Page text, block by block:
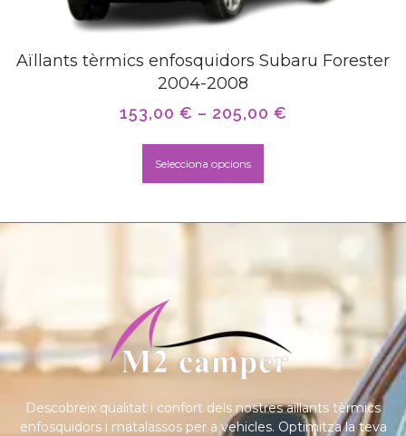
Aïllants tèrmics enfosquidors Subaru Forester
2004-2008
153,00 € – 205,00 €
Selecciona opcions
Descobreix qualitat i confort dels nostres aïllants tèrmics
enfosquidors i matalassos per a vehicles. Optimitza la teva